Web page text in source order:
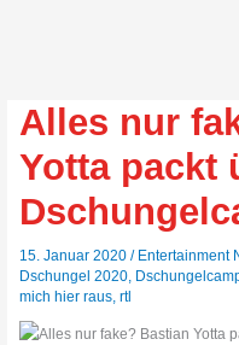
Alles nur
Yotta packt
15. Januar 2020/ Entertainment
Dschungel 2020
mich hier raus ,rtl